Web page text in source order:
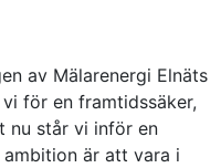
av Mälarenergi Elnäts
för en framtidssäker,
nu står vi inför en
ambition är att vara i